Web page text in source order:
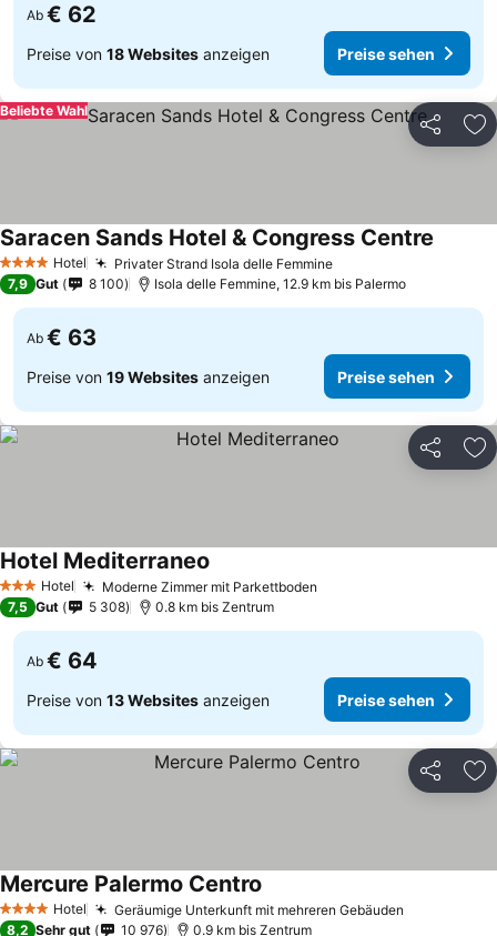
Ab € 62
Preise von 18 Websites anzeigen Preise sehen
Teilen
Beliebte Wahl
4 Sterne Hotel Privater Strand Isola delle FemminePreise sehen
Saracen Sands Hotel & Congress Centre
7,9 Gut 8 100 Isola delle Femmine, 12.9 km bis Palermo
Ab € 63
Preise von 19 Websites anzeigen Preise sehen
Teilen
3 SterneHotel Moderne Zimmer mit Parkettboden
Hotel Mediterraneo
7,5 Gut 5 308 0.8 km bis Zentrum
Ab € 64
Preise von 13 Websites anzeigen Preise sehen
Teilen
4 Sterne Hotel Geräumige Unterkunft mit mehreren Gebäuden
Mercure Palermo Centro
8,2 Sehr gut 10 976 0.9 km bis Zentrum